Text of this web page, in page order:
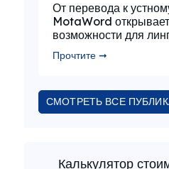
От перевода к
MotaWord
возможности для
Прочтите ➞
СМОТРЕТЬ ВСЕ
Калькулятор